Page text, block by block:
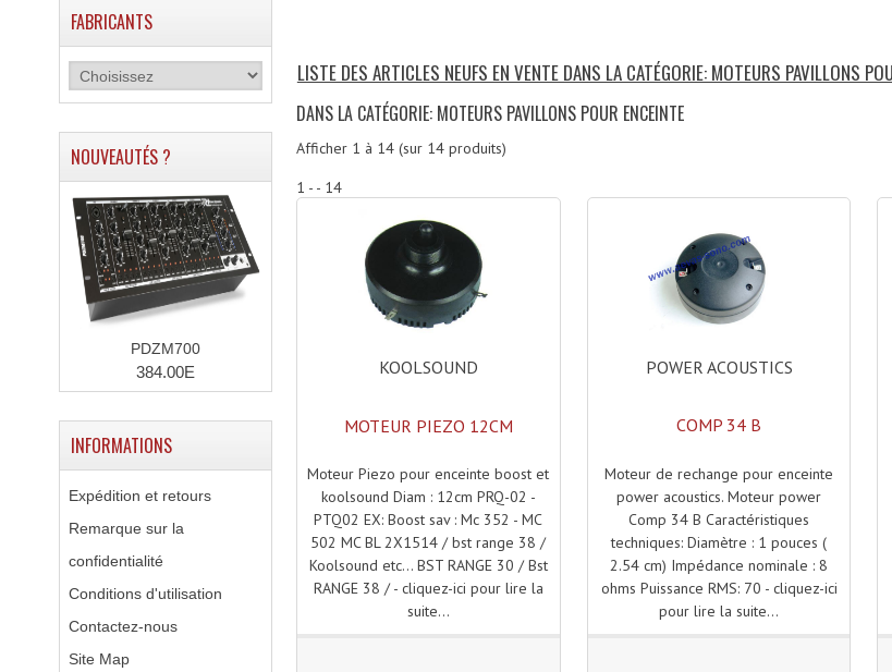
LISTE DES ARTICLES NEUFS EN VENTE DANS LA CATÉGORIE: MOTEURS PAVILLONS
DANS LA CATÉGORIE: MOTEURS PAVILLONS POUR ENCEINTE
Afficher 1 à 14(sur 14produits)
1 - - 14
KOOLSOUND
MOTEUR PIEZO 12CM
Moteur Piezo pour enceinte boost et
koolsound Diam : 12cm PRQ-02 -
PTQ02 EX: Boost sav : Mc 352 - MC
502 MC BL 2X1514 / bst range 38 /
Koolsound etc... BST RANGE 30 / Bst
RANGE 38 / - cliquez-ici pour lire la
suite...
POWER ACOUSTICS
COMP 34 B
Moteur de rechange pour enceinte
power acoustics. Moteur power
Comp 34 B Caractéristiques
techniques: Diamètre : 1 pouces (
2.54 cm) Impédance nominale : 8
ohms Puissance RMS: 70 - cliquez-ici
pour lire la suite...
FABRICANTS
NOUVEAUTÉS ?
PDZM700
384.00E
INFORMATIONS
Expédition et retours
Remarque sur la
confidentialité
Conditions d'utilisation
Contactez-nous
Site Map